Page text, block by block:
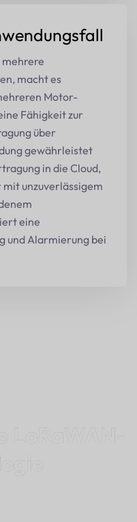
mehrere
macht es
Motor-
Fähigkeit zur
über
gewährleistet
in die Cloud,
unzuverlässigem
eine
und Alarmierung bei